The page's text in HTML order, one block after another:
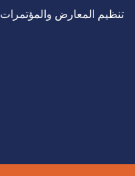
تنظيم المعارض والمؤتمرات